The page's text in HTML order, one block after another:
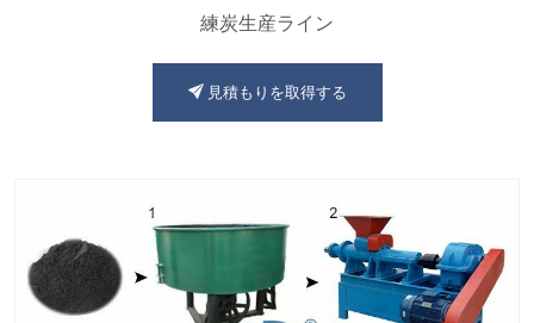
練炭生産ライン
見積もりを取得する